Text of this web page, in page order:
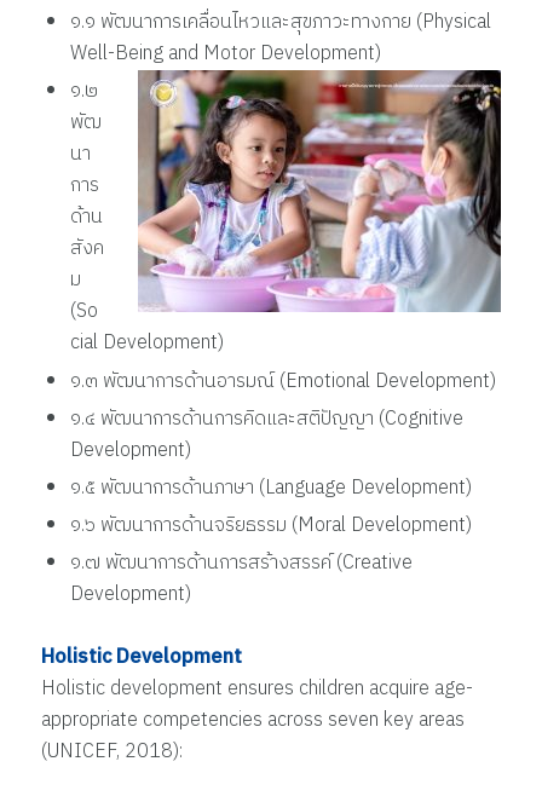
๑.๑ พัฒนาการเคลื่อนไหวและสุขภาวะทางกาย (Physical
Well-Being and Motor Development)
๑.๒
พัฒ
นา
การ
ด้าน
สังค
ม
(So
cial Development)
๑.๓ พัฒนาการด้านอารมณ์ (Emotional Development)
๑.๔ พัฒนาการด้านการคิดและสติปัญญา (Cognitive
Development)
๑.๕ พัฒนาการด้านภาษา (Language Development)
๑.๖ พัฒนาการด้านจริยธรรม (Moral Development)
๑.๗ พัฒนาการด้านการสร้างสรรค์ (Creative
Development)
Holistic Development
Holistic development ensures children acquire age-
appropriate competencies across seven key areas
(UNICEF, 2018):